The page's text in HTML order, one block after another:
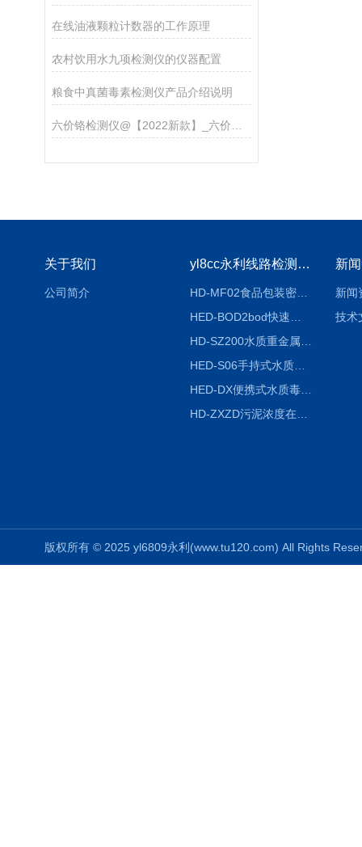
在线油液颗粒计数器的工作原理
农村饮用水九项检测仪的仪器配置
粮食中真菌毒素检测仪产品介绍说明
关于我们
公司简介
yl8cc永利线路检测中心
HD-MF02食品包装密封性检测仪
HED-S06手持式水质检测仪
HED-DX便携式水质毒性快速检测仪
HD-ZXZD污泥浓度在线监测仪
新
新闻
技术
版权所有 © 2025 yl6809永利(www.tu120.com) All Rights